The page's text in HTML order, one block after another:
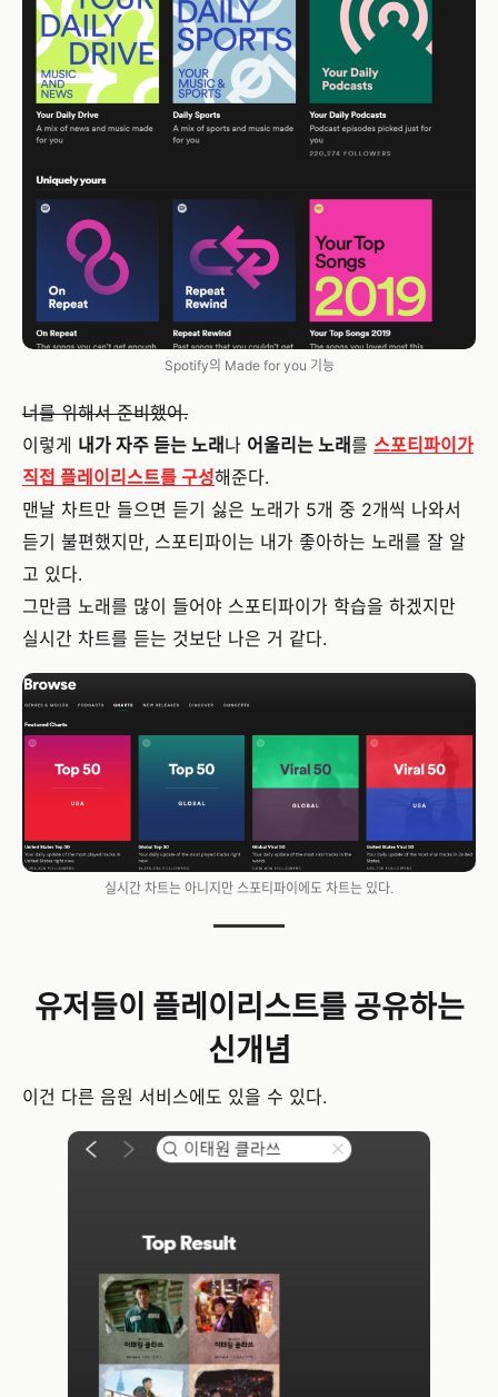
Spotify의 Made for you 기능
너를 위해서 준비했어.
이렇게 내가 자주 듣는 노래 나 어울리는 노래 를 스포티파이가
직접 플레이리스트를 구성해준다.
맨날 차트만 들으면 듣기 싫은 노래가 5개 중 2개씩 나와서
듣기 불편했지만, 스포티파이는 내가 좋아하는 노래를 잘 알
고 있다.
그만큼 노래를 많이 들어야 스포티파이가 학습을 하겠지만
실시간 차트를 듣는 것보단 나은 거 같다.
실시간 차트는 아니지만 스포티파이에도 차트는 있다.
유저들이 플레이리스트를 공유하는
신개념
이건 다른 음원 서비스에도 있을 수 있다.